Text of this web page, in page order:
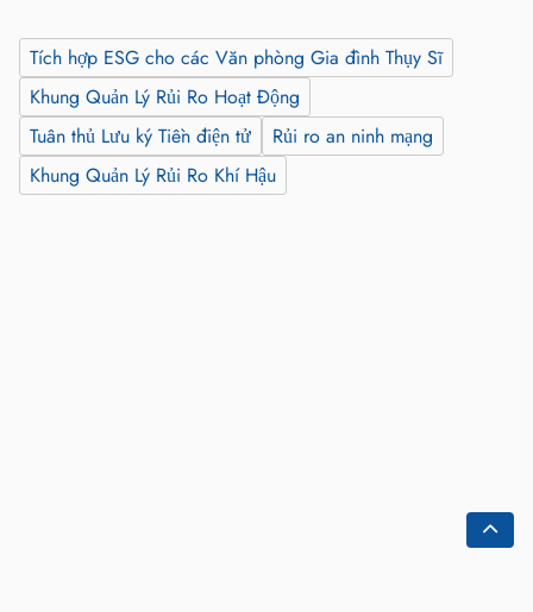
Tích hợp ESG cho các Văn phòng Gia đình Thụy Sĩ
Khung Quản Lý Rủi Ro Hoạt Động
Tuân thủ Lưu ký Tiền điện tử
Rủi ro an ninh mạng
Khung Quản Lý Rủi Ro Khí Hậu